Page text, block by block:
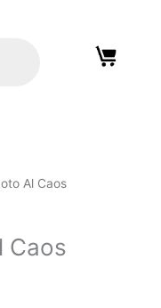
Al Caos
Caos